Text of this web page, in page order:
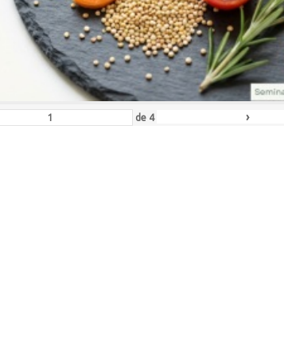
de 4 ›